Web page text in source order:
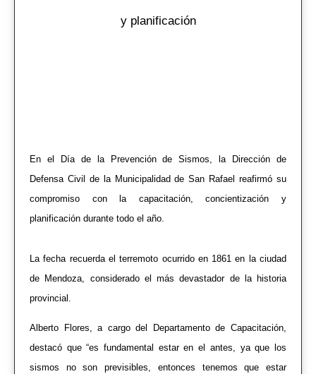
y planificación
En el Día de la Prevención de Sismos, la Dirección de
Defensa Civil de la Municipalidad de San Rafael reafirmó su
compromiso con la capacitación, concientización y
planificación durante todo el año.
La fecha recuerda el terremoto ocurrido en 1861 en la ciudad
de Mendoza, considerado el más devastador de la historia
provincial.
Alberto Flores, a cargo del Departamento de Capacitación,
destacó que “es fundamental estar en el antes, ya que los
sismos no son previsibles, entonces tenemos que estar